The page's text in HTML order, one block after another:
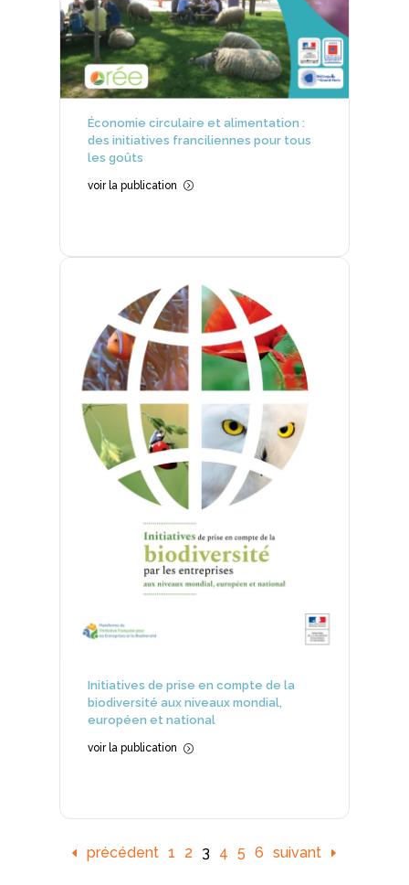
Économie circulaire et alimentation :
des initiatives franciliennes pour tous
les goûts
voir la publication =
Initiatives de prise en compte de la
biodiversité aux niveaux mondial,
européen et national
voir la publication =
précédent 1 2 3 4 5 6 suivant